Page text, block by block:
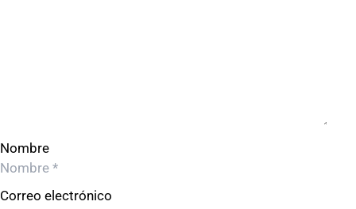
Nombre
Correo electrónico